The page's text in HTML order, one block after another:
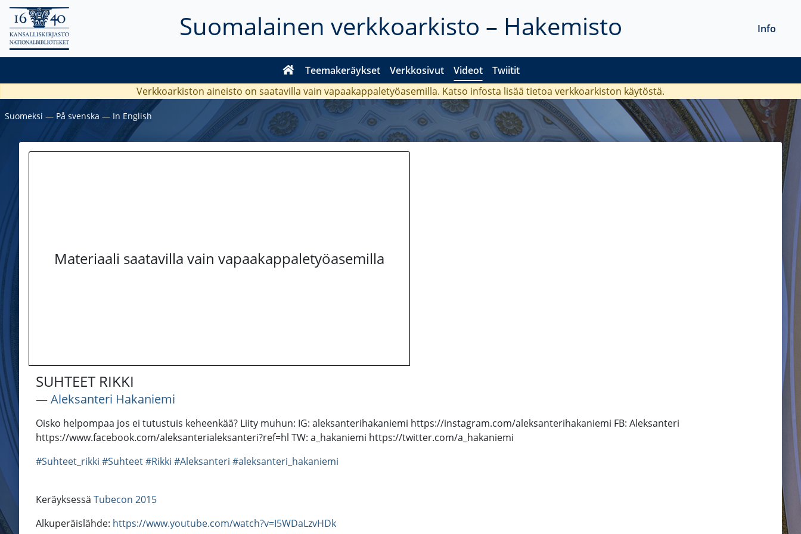
Suomalainen verkkoarkisto – Hakemisto
Teemakeräykset Verkkosivut Videot Twiitit
Info
Verkkoarkiston aineisto on saatavilla vain vapaakappaletyöasemilla. Katso infosta lisää tietoa verkkoarkiston käytöstä.
Suomeksi ― På svenska ― In English
Materiaali saatavilla vain vapaakappaletyöasemilla
SUHTEET RIKKI
―Aleksanteri Hakaniemi
Oisko helpompaa jos ei tutustuis keheenkää? Liity muhun: IG: aleksanterihakaniemi https://instagram.com/aleksanterihakaniemi FB: Aleksanteri
https://www.facebook.com/aleksanterialeksanteri?ref=hl TW: a_hakaniemi https://twitter.com/a_hakaniemi
#Suhteet_rikki #Suhteet#Rikki #Aleksanteri #aleksanteri_hakaniemi
Keräyksessä Tubecon 2015
Alkuperäislähde: https://www.youtube.com/watch?v=I5WDaLzvHDk